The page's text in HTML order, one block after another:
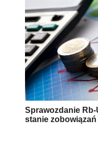
Sprawozdanie Rb-
stanie zobowiązań